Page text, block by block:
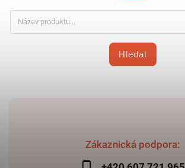
Zákaznická podpora:
Hledat